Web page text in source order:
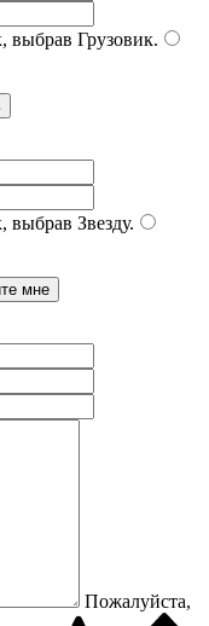
выбрав Грузовик.
выбрав Звезду.
Пожалуйста,